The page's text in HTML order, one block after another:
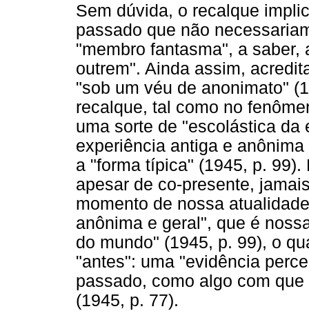
Sem dúvida, o recalque
passado que não
"membro fantasma", a
outrem". Ainda assim,
"sob um véu de anonimato"
recalque, tal como no
uma sorte de "escolástica da
experiência antiga e
a "forma típica" (1945, p.
apesar de co-presente,
momento de nossa
anônima e geral", que é
do mundo" (1945, p. 99), o
"antes": uma "evidência
passado, como algo com
(1945, p. 77).